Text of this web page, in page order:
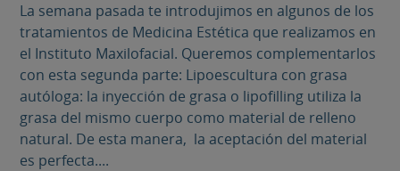
La semana pasada te introdujimos en algunos de los
tratamientos de Medicina Estética que realizamos en
el Instituto Maxilofacial. Queremos complementarlos
con esta segunda parte: Lipoescultura con grasa
autóloga: la inyección de grasa o lipofilling utiliza la
grasa del mismo cuerpo como material de relleno
natural. De esta manera, la aceptación del material
es perfecta....